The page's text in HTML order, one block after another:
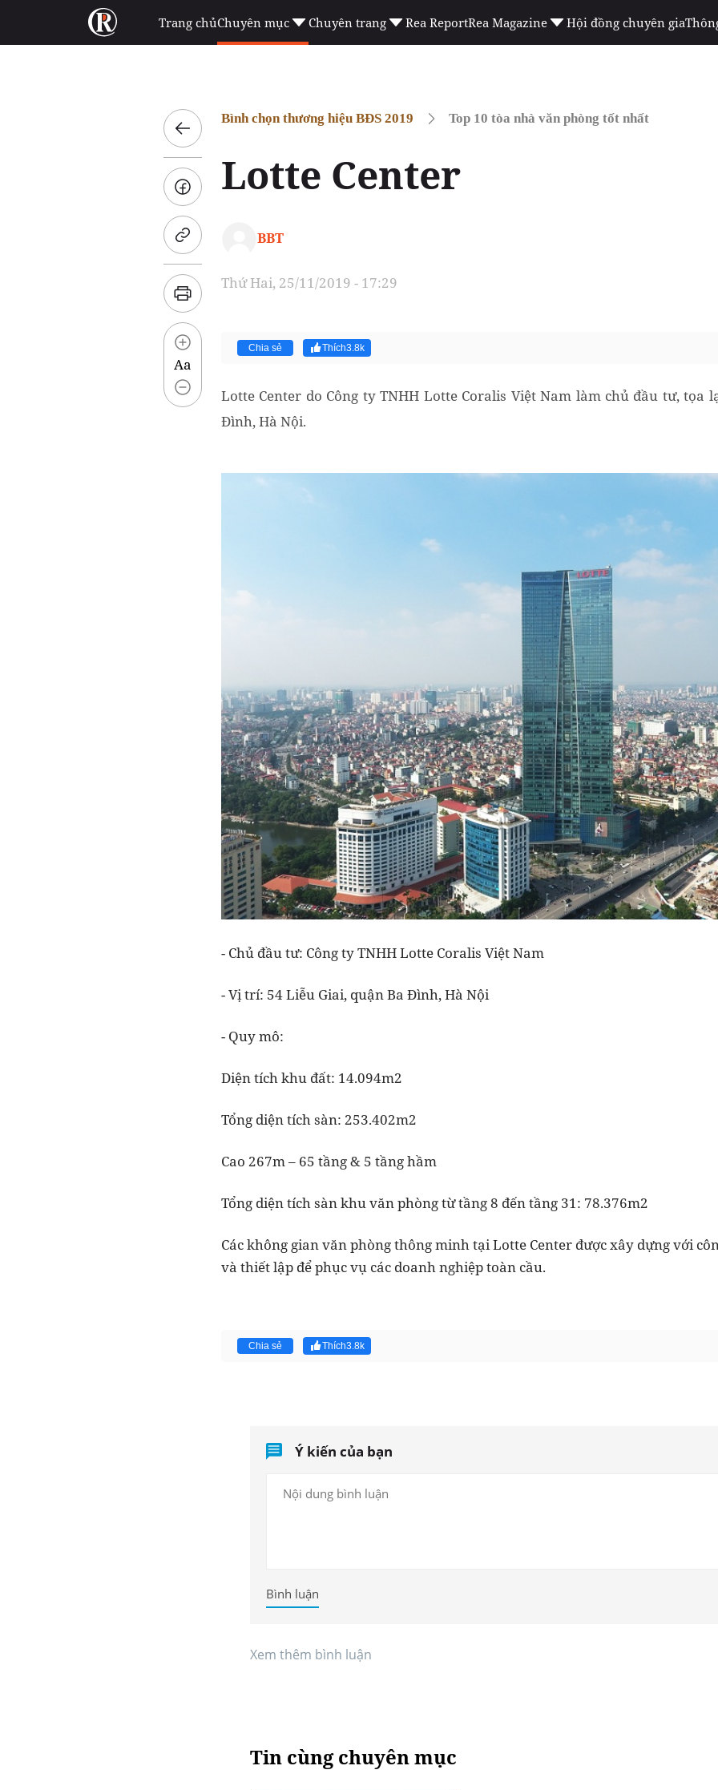
Trang chủChuyên mục Chuyên trang Rea ReportRea Magazine Hội đồng chuyên gia
Aa
Bình chọn thương hiệu BĐS 2019 Top 10 tòa nhà văn phòng tốt nhất
Lotte Center
BBT
Thứ Hai, 25/11/2019 - 17:29
Chia sẻ Thích3.8k
Lotte Center do Công ty TNHH Lotte Coralis Việt Nam làm chủ đầu tư, tọa
Đình, Hà Nội.
- Chủ đầu tư: Công ty TNHH Lotte Coralis Việt Nam
- Vị trí: 54 Liễu Giai, quận Ba Đình, Hà Nội
- Quy mô:
Diện tích khu đất: 14.094m2
Tổng diện tích sàn: 253.402m2
Cao 267m – 65 tầng & 5 tầng hầm
Tổng diện tích sàn khu văn phòng từ tầng 8 đến tầng 31: 78.376m2
Các không gian văn phòng thông minh tại Lotte Center được xây dựng với
và thiết lập để phục vụ các doanh nghiệp toàn cầu.
Chia sẻ Thích3.8k
Ý kiến của bạn
Bình luận
Xem thêm bình luận
Tin cùng chuyên mục